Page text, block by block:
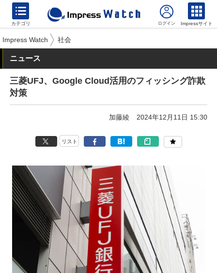
カテゴリ Impressサイト
Impress Watch 社会
ニュース
三菱UFJ、Google Cloud活用のフィッシング詐欺
対策
加藤綾 2024年12月11日 15:30
リスト